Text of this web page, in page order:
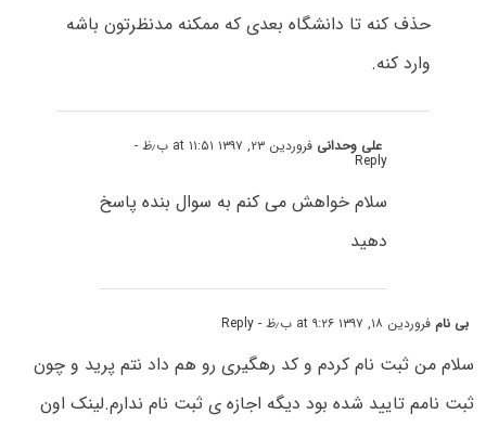
حذف کنه تا دانشگاه بعدی که ممکنه مدنظرتون باشه
وارد کنه.
علی وحدانی فروردین ۲۳, ۱۳۹۷ at ۱۱:۵۱ ب٫ظ -
Reply
سلام خواهش می کنم به سوال بنده پاسخ
دهید
بی نام فروردین ۱۸, ۱۳۹۷ at ۹:۲۶ ب٫ظ - Reply
سلام من ثبت نام کردم و کد رهگیری رو هم داد نتم پرید و چون
ثبت نامم تایید شده بود دیگه اجازه ی ثبت نام ندارم.لینک اون